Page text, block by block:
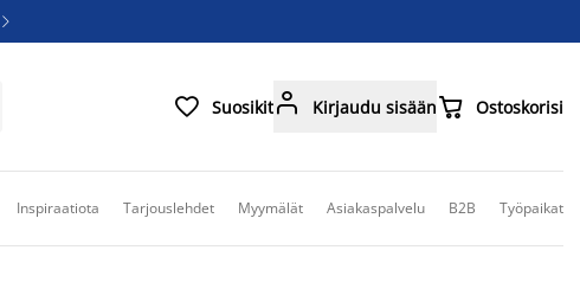

 Suosikit Kirjaudu sisään Ostoskorisi
Inspiraatiota Tarjouslehdet Myymälät Asiakaspalvelu B2B Työpaikat